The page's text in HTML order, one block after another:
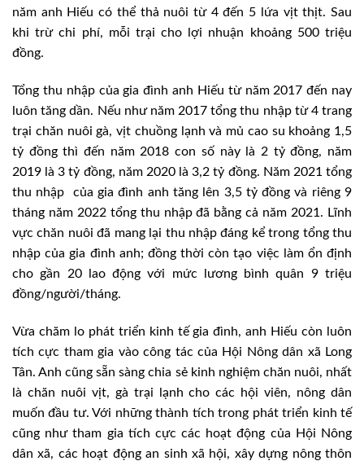
năm anh Hiếu có thể thả nuôi từ 4 đến 5 lứa vịt thịt. Sau
khi trừ chi phí, mỗi trại cho lợi nhuận khoảng 500 triệu
đồng.
Tổng thu nhập của gia đình anh Hiếu từ năm 2017 đến nay
luôn tăng dần. Nếu như năm 2017 tổng thu nhập từ 4 trang
trại chăn nuôi gà, vịt chuồng lạnh và mủ cao su khoảng 1,5
tỷ đồng thì đến năm 2018 con số này là 2 tỷ đồng, năm
2019 là 3 tỷ đồng, năm 2020 là 3,2 tỷ đồng. Năm 2021 tổng
thu nhập của gia đình anh tăng lên 3,5 tỷ đồng và riêng 9
tháng năm 2022 tổng thu nhập đã bằng cả năm 2021. Lĩnh
vực chăn nuôi đã mang lại thu nhập đáng kể trong tổng thu
nhập của gia đình anh; đồng thời còn tạo việc làm ổn định
cho gần 20 lao động với mức lương bình quân 9 triệu
đồng/người/tháng.
Vừa chăm lo phát triển kinh tế gia đình, anh Hiếu còn luôn
tích cực tham gia vào công tác của Hội Nông dân xã Long
Tân. Anh cũng sẵn sàng chia sẻ kinh nghiệm chăn nuôi, nhất
là chăn nuôi vịt, gà trại lạnh cho các hội viên, nông dân
muốn đầu tư. Với những thành tích trong phát triển kinh tế
cũng như tham gia tích cực các hoạt động của Hội Nông
dân xã, các hoạt động an sinh xã hội, xây dựng nông thôn